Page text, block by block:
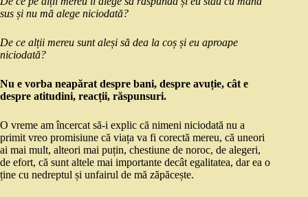
sus și nu mă alege niciodată?
De ce alții mereu sunt aleși să dea la coș și eu aproape
niciodată?
Nu e vorba neapărat despre bani, despre avuție, cât e
despre atitudini, reacții, răspunsuri.
O vreme am încercat să-i explic că nimeni niciodată nu a
primit vreo promisiune că viața va fi corectă mereu, că uneori
ai mai mult, alteori mai puțin, chestiune de noroc, de alegeri,
de efort, că sunt altele mai importante decât egalitatea, dar ea o
ține cu nedreptul și unfairul de mă zăpăcește.